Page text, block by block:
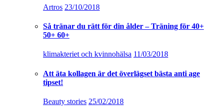
Artros 23/10/2018
Så tränar du rätt för din ålder – Träning för 40+
50+ 60+
klimakteriet och kvinnohälsa 11/03/2018
Att äta kollagen är det överlägset bästa anti age
tipset!
Beauty stories 25/02/2018